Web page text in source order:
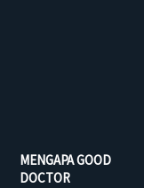
MENGAPA GOOD
DOCTOR